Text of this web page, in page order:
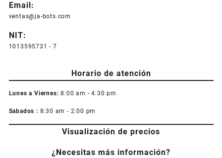
Email:
ventas@ja-bots.com
NIT:
1013595731 - 7
Horario de atención
Lunes a Viernes: 8:00 am - 4:30 pm
Sabados : 8:30 am - 2:00 pm
Visualización de precios
¿Necesitas más información?